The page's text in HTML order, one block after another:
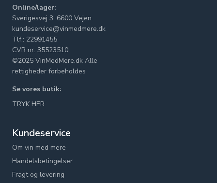
Online/lager:
Sverigesvej 3, 6600 Vejen
kundeservice@vinmedmere.dk
Tlf.: 22991455
CVR nr. 35523510
©2025 VinMedMere.dk Alle
rettigheder forbeholdes
Se vores butik:
TRYK HER
Kundeservice
Om vin med mere
Handelsbetingelser
Fragt og levering